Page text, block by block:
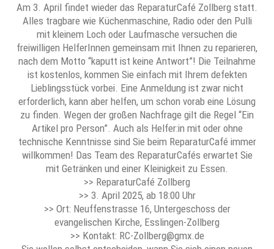
Am 3. April findet wieder das ReparaturCafé Zollberg statt.
Alles tragbare wie Küchenmaschine, Radio oder den Pulli
mit kleinem Loch oder Laufmasche versuchen die
freiwilligen HelferInnen gemeinsam mit Ihnen zu reparieren,
nach dem Motto “kaputt ist keine Antwort”! Die Teilnahme
ist kostenlos, kommen Sie einfach mit Ihrem defekten
Lieblingsstück vorbei. Eine Anmeldung ist zwar nicht
erforderlich, kann aber helfen, um schon vorab eine Lösung
zu finden. Wegen der großen Nachfrage gilt die Regel “Ein
Artikel pro Person”. Auch als Helfer:in mit oder ohne
technische Kenntnisse sind Sie beim ReparaturCafé immer
willkommen! Das Team des ReparaturCafés erwartet Sie
mit Getränken und einer Kleinigkeit zu Essen.
>> ReparaturCafé Zollberg
>> 3. April 2025, ab 18:00 Uhr
>> Ort: Neuffenstrasse 16, Untergeschoss der
evangelischen Kirche, Esslingen-Zollberg
>> Kontakt: RC-Zollberg@gmx.de